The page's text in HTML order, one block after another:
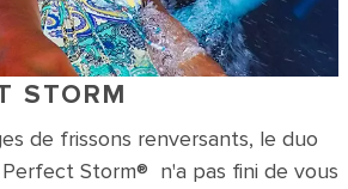
STORM
de frissons renversants, le duo
Storm® n'a pas fini de vous